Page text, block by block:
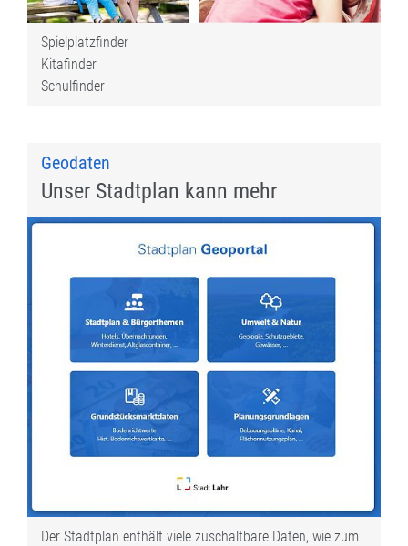
Spielplatzfinder
Kitafinder
Schulfinder
Geodaten
Unser Stadtplan kann mehr
Der Stadtplan enthält viele zuschaltbare Daten, wie zum